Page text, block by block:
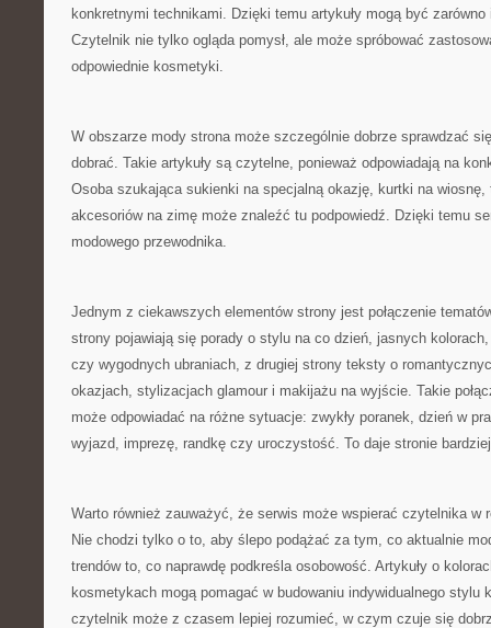
konkretnymi technikami. Dzięki temu artykuły mogą być
Czytelnik nie tylko ogląda pomysł, ale może spróbować
odpowiednie kosmetyki.
W obszarze mody strona może szczególnie dobrze sprawdzać
dobrać. Takie artykuły są czytelne, ponieważ odpowiadają na
Osoba szukająca sukienki na specjalną okazję, kurtki na
akcesoriów na zimę może znaleźć tu podpowiedź. Dzięki temu
modowego przewodnika.
Jednym z ciekawszych elementów strony jest połączenie
strony pojawiają się porady o stylu na co dzień, jasnych
czy wygodnych ubraniach, z drugiej strony teksty o
okazjach, stylizacjach glamour i makijażu na wyjście. Takie
może odpowiadać na różne sytuacje: zwykły poranek, dzień w
wyjazd, imprezę, randkę czy uroczystość. To daje stronie
Warto również zauważyć, że serwis może wspierać czytelnika w
Nie chodzi tylko o to, aby ślepo podążać za tym, co aktualnie
trendów to, co naprawdę podkreśla osobowość. Artykuły o
kosmetykach mogą pomagać w budowaniu indywidualnego stylu
czytelnik może z czasem lepiej rozumieć, w czym czuje się